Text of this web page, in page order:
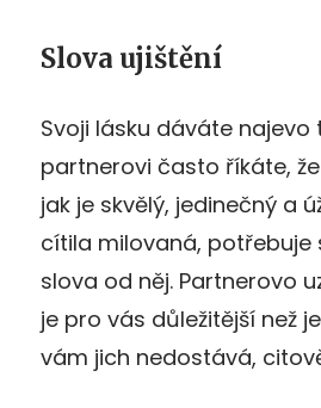
Slova ujištění
Svoji lásku dáváte najevo
partnerovi často říkáte,
jak je skvělý, jedinečný a
cítila milovaná, potřebuje
slova od něj. Partnerovo
je pro vás důležitější než
vám jich nedostává,